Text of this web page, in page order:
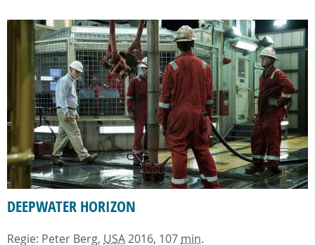
DEEPWATER HORIZON
Regie: Peter Berg, USA2016, 107 min.